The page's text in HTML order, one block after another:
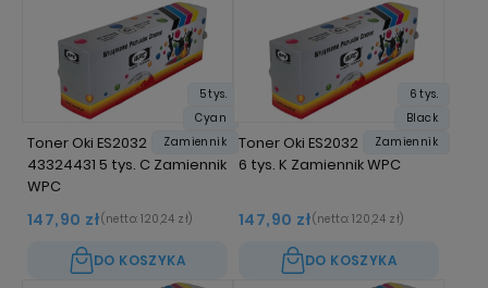
Toner Oki ES2032
43324431 5 tys. C Zamiennik
WPC
147,90 zł(netto: 120,24 zł)
DO KOSZYKA
5 tys.
Cyan
Zamiennik
Toner Oki ES2032 43324432
6 tys. K Zamiennik WPC
147,90 zł(netto: 120,24 zł)
DO KOSZYKA
6 tys.
Black
Zamiennik